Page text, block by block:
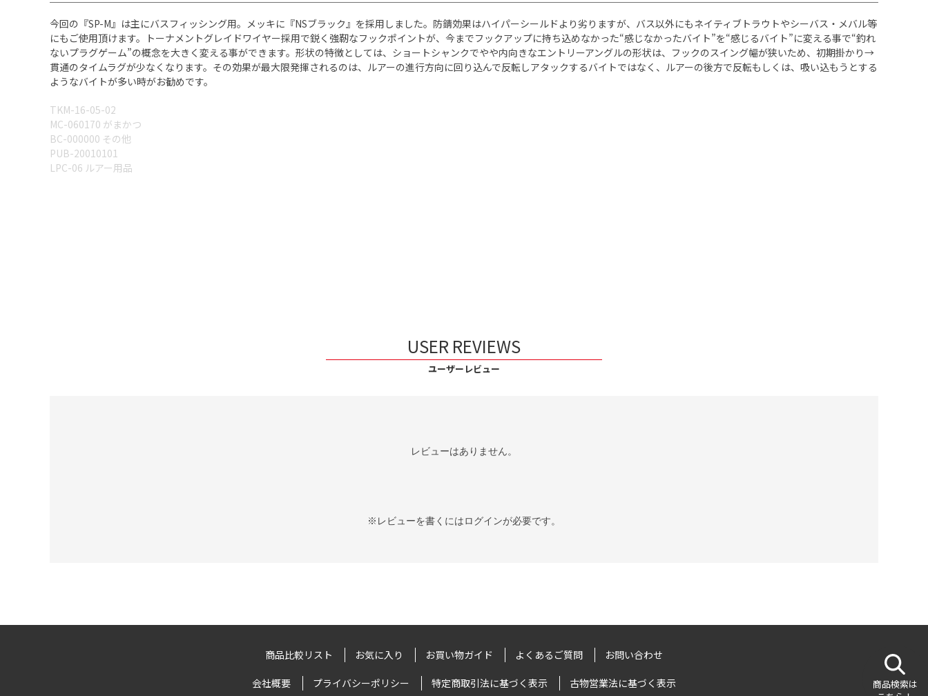
今回の『SP-M』は主にバスフィッシング用。メッキに『NSブラック』を採用しました。防錆効果はハイパーシールドより劣りますが、バス以外にもネイティブトラウトやシーバス・メバル等
にもご使用頂けます。トーナメントグレイドワイヤー採用で鋭く強靭なフックポイントが、今までフックアップに持ち込めなかった“感じなかったバイト”を“感じるバイト”に変える事で“釣れ
ないプラグゲーム”の概念を大きく変える事ができます。形状の特徴としては、ショートシャンクでやや内向きなエントリーアングルの形状は、フックのスイング幅が狭いため、初期掛かり→
貫通のタイムラグが少なくなります。その効果が最大限発揮されるのは、ルアーの進行方向に回り込んで反転しアタックするバイトではなく、ルアーの後方で反転もしくは、吸い込もうとする
ようなバイトが多い時がお勧めです。
TKM-16-05-02
MC-060170 がまかつ
BC-000000 その他
PUB-20010101
LPC-06 ルアー用品
USER REVIEWS
ユーザーレビュー
レビューはありません。
※レビューを書くにはログインが必要です。
商品比較リスト お気に入り お買い物ガイド よくあるご質問 お問い合わせ
会社概要 プライバシーポリシー 特定商取引法に基づく表示 古物営業法に基づく表示
商品検索は